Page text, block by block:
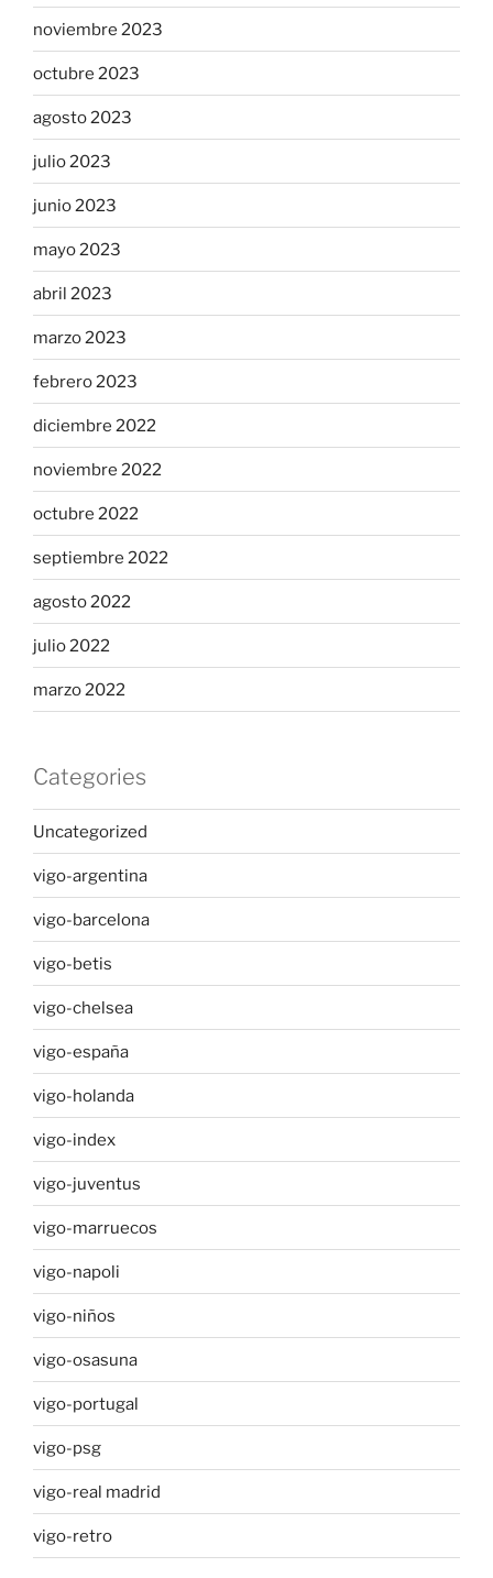
noviembre 2023
octubre 2023
agosto 2023
julio 2023
junio 2023
mayo 2023
abril 2023
marzo 2023
febrero 2023
diciembre 2022
noviembre 2022
octubre 2022
septiembre 2022
agosto 2022
julio 2022
marzo 2022
Categories
Uncategorized
vigo-argentina
vigo-barcelona
vigo-betis
vigo-chelsea
vigo-españa
vigo-holanda
vigo-index
vigo-juventus
vigo-marruecos
vigo-napoli
vigo-niños
vigo-osasuna
vigo-portugal
vigo-psg
vigo-real madrid
vigo-retro